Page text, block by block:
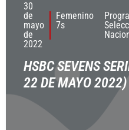
30
de
mayo
de
2022
Femenino
7s
HSBC SEVENS
22 DE MAYO 2022)